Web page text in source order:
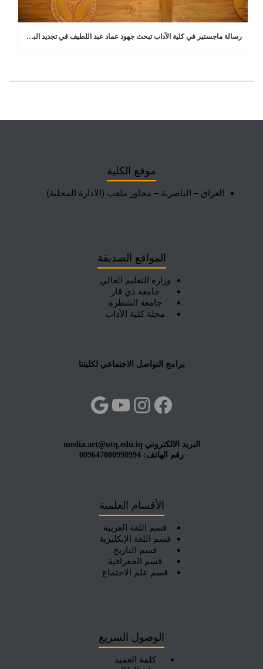
رسالة ماجستير في كلية الآداب تبحث جهود عماد عبد اللطيف في تجديد البلاغة العربية
موقع الكلية
العراق – الناصرية – مجاور ملعب (الادارة المحلية)
المواقع الصديقة
وزارة التعليم العالي
جامعة ذي قار
جامعة الشطرة
مجلة كلية الآداب
برامج التواصل الاجتماعي لكليتنا
فيسبوك
إنستجرام
يوتيوب
البريد الالكتروني media.art@utq.edu.iq
رقم الهاتف: 009647800998994
الأقسام العلمية
قسم اللغة العربية
قسم اللغة الإنكليزية
قسم التاريخ
قسم الجغرافية
قسم علم الاجتماع
الوصول السريع
كلمة العميد